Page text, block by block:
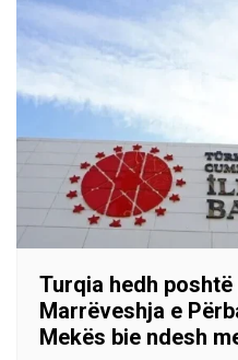
Turqia hedh
Marrëveshja e
Mekës bie ndesh